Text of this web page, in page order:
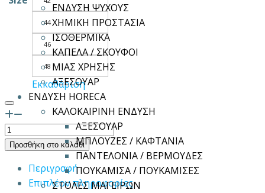
ΕΝΔΥΣΗ ΨΥΧΟΥΣ
ΧΗΜΙΚΗ ΠΡΟΣΤΑΣΙΑ
ΙΣΟΘΕΡΜΙΚΑ
ΚΑΠΕΛΑ / ΣΚΟΥΦΟΙ
ΜΙΑΣ ΧΡΗΣΗΣ
ΑΞΕΣΟΥΑΡ
ΕΝΔΥΣΗ HORECA
ΚΑΛΟΚΑΙΡΙΝΗ ΕΝΔΥΣΗ
ΑΞΕΣΟΥΑΡ
ΜΠΛΟΥΖΕΣ / ΚΑΦΤΑΝΙΑ
ΠΑΝΤΕΛΟΝΙΑ / ΒΕΡΜΟΥΔΕΣ
ΠΟΥΚΑΜΙΣΑ / ΠΟΥΚΑΜΙΣΕΣ
ΣΤΟΛΕΣ ΜΑΓΕΙΡΩΝ
44
46
48
Εκκαθάριση
HILTON
ποσότητα
Προσθήκη στο καλάθι
Περιγραφή
Επιπλέον πληροφορίες